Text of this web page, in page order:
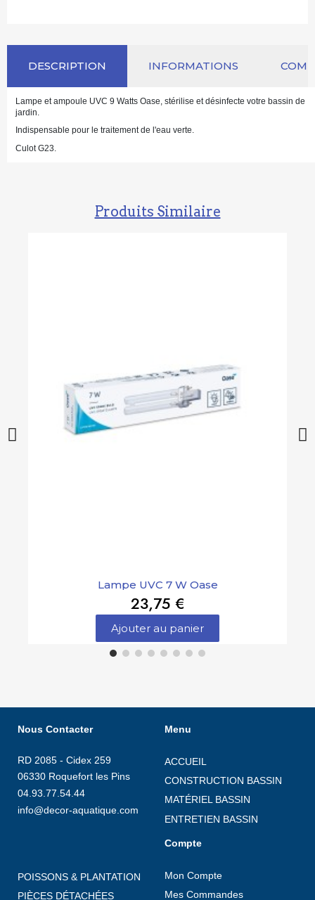
DESCRIPTION INFORMATIONS
Lampe et ampoule UVC 9 Watts Oase, stérilise et désinfecte votre bassin de
jardin.
Indispensable pour le traitement de l'eau verte.
Culot G23.
Produits Similaire
Lampe UVC 7 W Oase
23,75 €
Ajouter au panier
Nous Contacter
RD 2085 - Cidex 259
06330 Roquefort les Pins
04.93.77.54.44
info@decor-aquatique.com
Menu
ACCUEIL
CONSTRUCTION BASSIN
MATÉRIEL BASSIN
ENTRETIEN BASSIN
POISSONS & PLANTATION
PIÈCES DÉTACHÉES
Compte
Mon Compte
Mes Commandes